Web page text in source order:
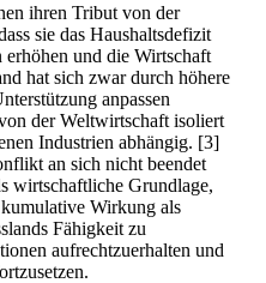
ihren Tribut von der
sie das Haushaltsdefizit
und die Wirtschaft
hat sich zwar durch höhere
anpassen
der Weltwirtschaft isoliert
Industrien abhängig. [3]
an sich nicht beendet
wirtschaftliche Grundlage,
Wirkung als
Fähigkeit zu
aufrechtzuerhalten und